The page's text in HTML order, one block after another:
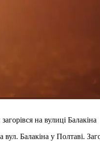
на вулиці Балакіна
Балакіна у Полтаві.